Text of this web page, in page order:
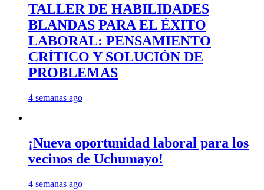
TALLER DE HABILIDADES
BLANDAS PARA EL ÉXITO
LABORAL: PENSAMIENTO
CRÍTICO Y SOLUCIÓN DE
PROBLEMAS
4 semanas ago
¡Nueva oportunidad laboral para los
vecinos de Uchumayo!
4 semanas ago